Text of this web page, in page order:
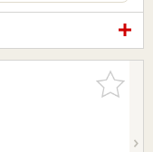
お気に入
りに追加